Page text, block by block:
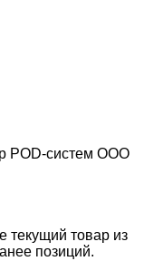
POD-систем ООО
текущий товар из
позиций.